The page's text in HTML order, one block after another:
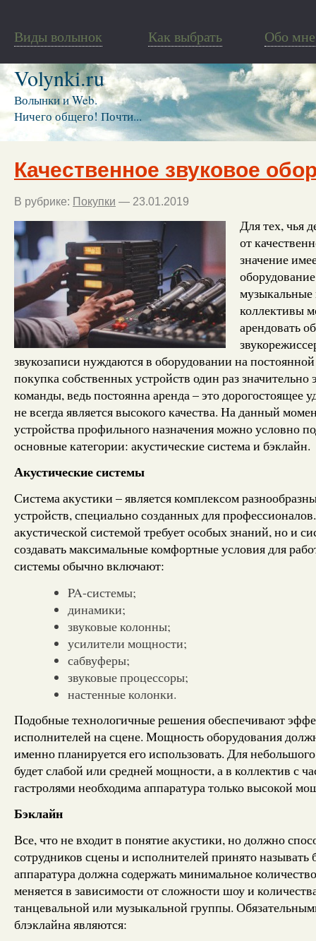
Виды волынок Как выбрать Обо мне
Volynki.ru
Волынки и Web.
Ничего общего! Почти...
Качественное звуковое
В рубрике: Покупки — 23.01.2019
Для тех, чья
от
значение
музыкальные
коллективы
арендовать
звукозаписи нуждаются в оборудовании на
покупка собственных устройств один раз
команды, ведь постоянна аренда – это дорогостоящее
не всегда является высокого качества. На данный
устройства профильного назначения можно условно
основные категории: акустические система и бэклайн.
Акустические системы
Система акустики – является комплексом
устройств, специально созданных для
акустической системой требует особых знаний, но и
создавать максимальные комфортные условия для
системы обычно включают:
PA-системы;
динамики;
звуковые колонны;
усилители мощности;
сабвуферы;
звуковые процессоры;
настенные колонки.
Подобные технологичные решения обеспечивают
исполнителей на сцене. Мощность оборудования
именно планируется его использовать. Для
будет слабой или средней мощности, а в коллектив с
гастролями необходима аппаратура только высокой
Бэклайн
Все, что не входит в понятие акустики, но должно
сотрудников сцены и исполнителей принято называть
аппаратура должна содержать минимальное
меняется в зависимости от сложности шоу и
танцевальной или музыкальной группы.
блэклайна являются: